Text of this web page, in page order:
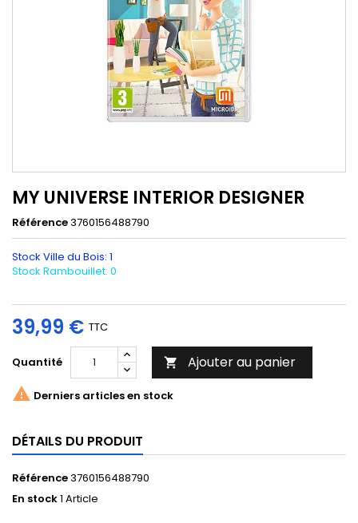
MY UNIVERSE INTERIOR DESIGNER
Référence3760156488790
Stock Ville du Bois: 1
Stock Rambouillet: 0
39,99 € TTC
Quantité  Ajouter au panier
 Derniers articles en stock
DÉTAILS DU PRODUIT
Référence3760156488790
En stock1 Article